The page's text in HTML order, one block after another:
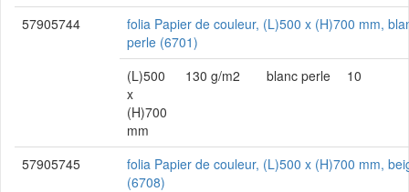
57905744
folia Papier de couleur, (L)500 x (H)700 mm,
perle (6701)
(L)500
x
(H)700
mm
130 g/m2 blanc perle 10
57905745
folia Papier de couleur, (L)500 x (H)700 mm,
(6708)